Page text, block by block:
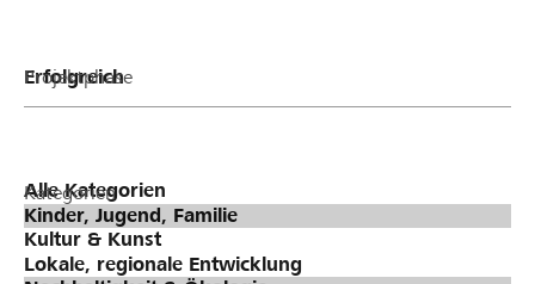
Projektphase
Kategorien